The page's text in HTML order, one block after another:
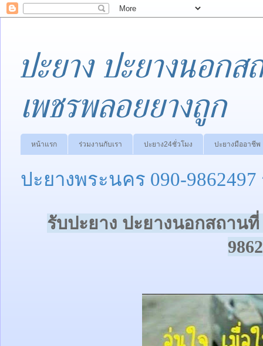
ปะยาง ปะยางนอก
เพชรพลอยยางถูก
หน้าแรก ร่วมงานกับเรา ปะยาง24ชั่วโมง ปะยางมืออาชีพ
ปะยางพระนคร 090-
รับปะยาง ปะยางนอกสถานที่